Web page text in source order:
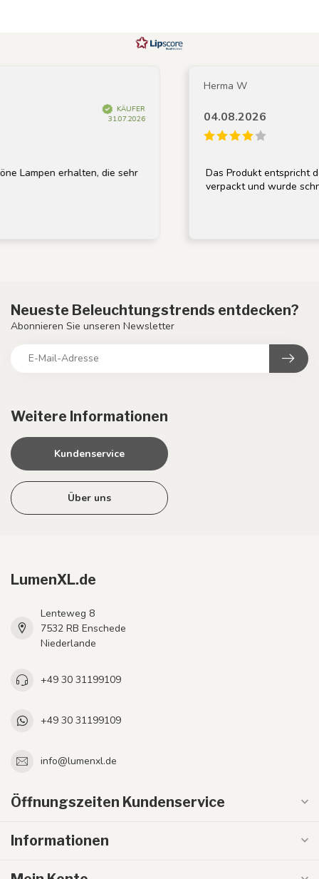
KÄUFER
31.07.2026
erhalten, die sehr
Herma W
04.08.2026
Das Produkt entspricht der
verpackt und wurde
Weitere Informationen
Kundenservice
Über uns
Neueste Beleuchtungstrends entdecken?
Abonnieren Sie unseren Newsletter
LumenXL.de
Lenteweg 8
7532 RB Enschede
Niederlande
+49 30 31199109
+49 30 31199109
info@lumenxl.de
Öffnungszeiten Kundenservice
Informationen